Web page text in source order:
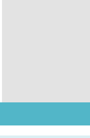
pour et le contre